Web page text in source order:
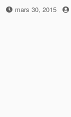
Posted
mars 30, 2015